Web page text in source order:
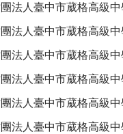
法人臺中市葳格高級
法人臺中市葳格高級
法人臺中市葳格高級
法人臺中市葳格高級
法人臺中市葳格高級
法人臺中市葳格高級